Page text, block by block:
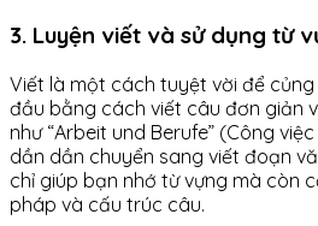
3. Luyện viết và sử dụng từ
Viết là một cách tuyệt vời để
đầu bằng cách viết câu đơn giản
như “Arbeit und Berufe” (Công
dần dần chuyển sang viết đoạn
chỉ giúp bạn nhớ từ vựng mà còn
pháp và cấu trúc câu.